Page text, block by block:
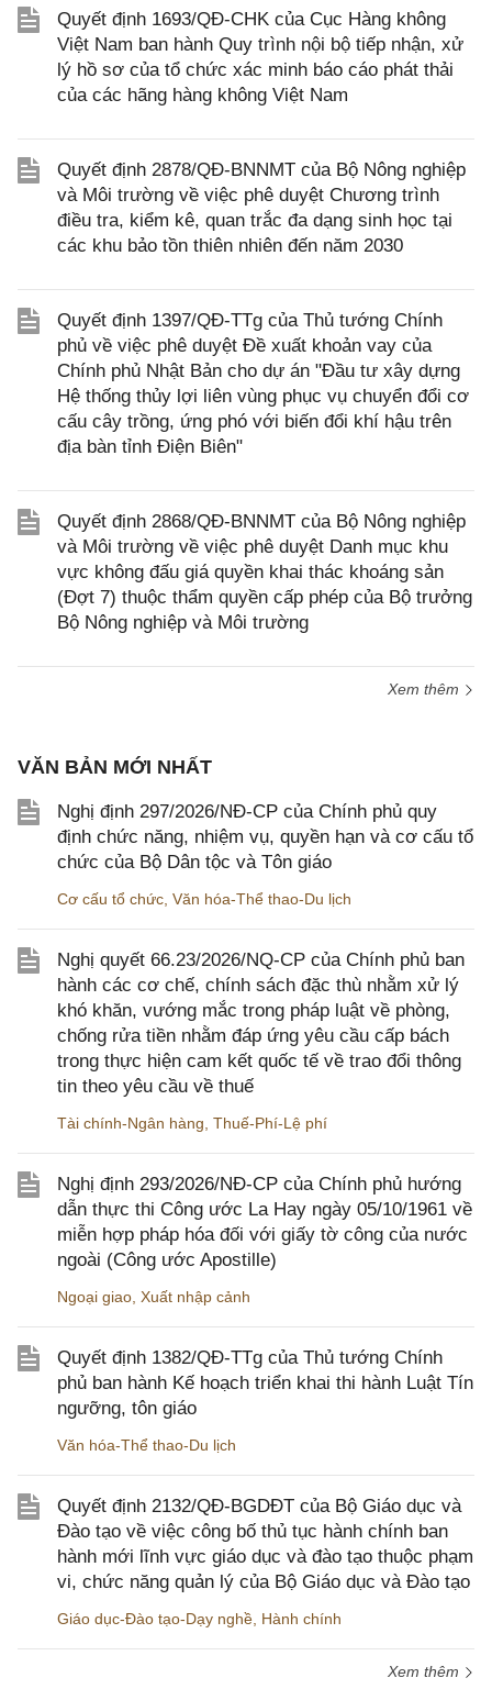
Quyết định 1693/QĐ-CHK của Cục Hàng không
Việt Nam ban hành Quy trình nội bộ tiếp nhận, xử
lý hồ sơ của tổ chức xác minh báo cáo phát thải
của các hãng hàng không Việt Nam
Quyết định 2878/QĐ-BNNMT của Bộ Nông nghiệp
và Môi trường về việc phê duyệt Chương trình
điều tra, kiểm kê, quan trắc đa dạng sinh học tại
các khu bảo tồn thiên nhiên đến năm 2030
Quyết định 1397/QĐ-TTg của Thủ tướng Chính
phủ về việc phê duyệt Đề xuất khoản vay của
Chính phủ Nhật Bản cho dự án "Đầu tư xây dựng
Hệ thống thủy lợi liên vùng phục vụ chuyển đổi cơ
cấu cây trồng, ứng phó với biến đổi khí hậu trên
địa bàn tỉnh Điện Biên"
Quyết định 2868/QĐ-BNNMT của Bộ Nông nghiệp
và Môi trường về việc phê duyệt Danh mục khu
vực không đấu giá quyền khai thác khoáng sản
(Đợt 7) thuộc thẩm quyền cấp phép của Bộ trưởng
Bộ Nông nghiệp và Môi trường
Xem thêm
VĂN BẢN MỚI NHẤT
Nghị định 297/2026/NĐ-CP của Chính phủ quy
định chức năng, nhiệm vụ, quyền hạn và cơ cấu tổ
chức của Bộ Dân tộc và Tôn giáo
Cơ cấu tổ chức Văn hóa-Thể thao-Du lịch
Nghị quyết 66.23/2026/NQ-CP của Chính phủ ban
hành các cơ chế, chính sách đặc thù nhằm xử lý
khó khăn, vướng mắc trong pháp luật về phòng,
chống rửa tiền nhằm đáp ứng yêu cầu cấp bách
trong thực hiện cam kết quốc tế về trao đổi thông
tin theo yêu cầu về thuế
Tài chính-Ngân hàng Thuế-Phí-Lệ phí
Nghị định 293/2026/NĐ-CP của Chính phủ hướng
dẫn thực thi Công ước La Hay ngày 05/10/1961 về
miễn hợp pháp hóa đối với giấy tờ công của nước
ngoài (Công ước Apostille)
Ngoại giao Xuất nhập cảnh
Quyết định 1382/QĐ-TTg của Thủ tướng Chính
phủ ban hành Kế hoạch triển khai thi hành Luật Tín
ngưỡng, tôn giáo
Văn hóa-Thể thao-Du lịch
Quyết định 2132/QĐ-BGDĐT của Bộ Giáo dục và
Đào tạo về việc công bố thủ tục hành chính ban
hành mới lĩnh vực giáo dục và đào tạo thuộc phạm
vi, chức năng quản lý của Bộ Giáo dục và Đào tạo
Giáo dục-Đào tạo-Dạy nghề Hành chính
Xem thêm